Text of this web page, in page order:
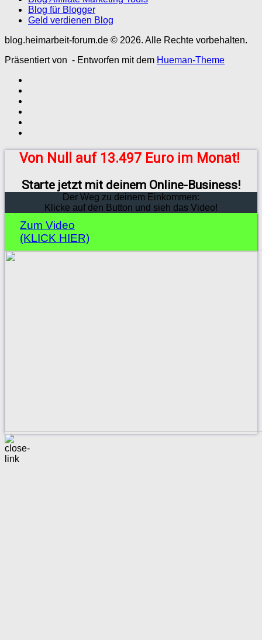
Blog für Blogger
Geld verdienen Blog
blog.heimarbeit-forum.de © 2026. Alle Rechte vorbehalten.
Präsentiert von - Entworfen mit dem Hueman-Theme
Von Null auf 13.497 Euro im Monat!
Starte jetzt mit deinem Online-Business!
Der Weg zu deinem Einkommen:
Klicke auf den Button und sieh das Video!
Zum Video
(KLICK HIER)